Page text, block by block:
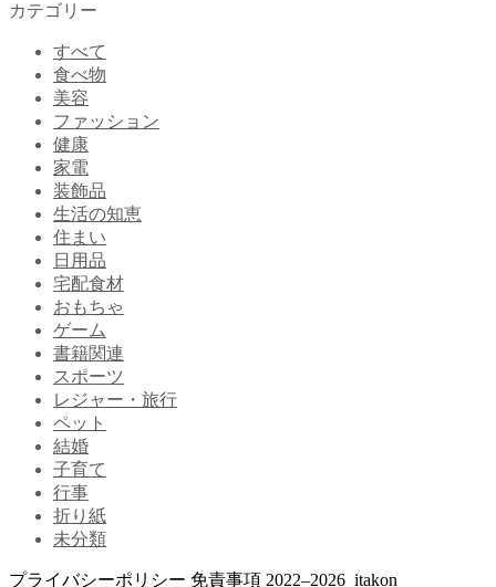
カテゴリー
すべて
食べ物
美容
ファッション
健康
家電
装飾品
生活の知恵
住まい
日用品
宅配食材
おもちゃ
ゲーム
書籍関連
スポーツ
レジャー・旅行
ペット
結婚
子育て
行事
折り紙
未分類
プライバシーポリシー 免責事項 2022–2026 itakon